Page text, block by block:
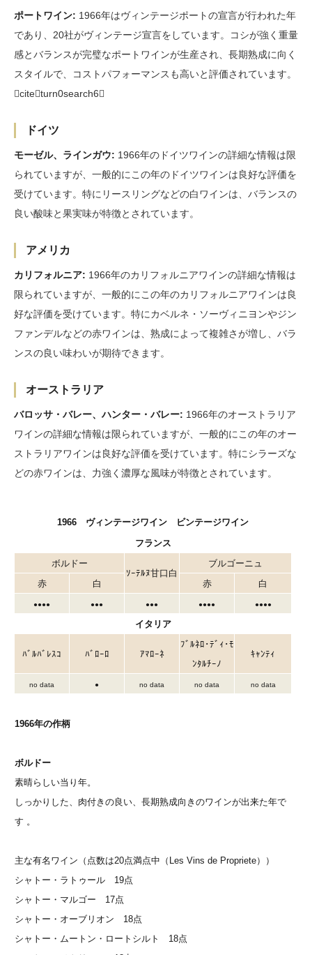
ポートワイン: 1966年はヴィンテージポートの宣言が行われた年
であり、20社がヴィンテージ宣言をしています。コシが強く重量
感とバランスが完璧なポートワインが生産され、長期熟成に向く
スタイルで、コストパフォーマンスも高いと評価されています。
citeturn0search6
ドイツ
モーゼル、ラインガウ: 1966年のドイツワインの詳細な情報は限
られていますが、一般的にこの年のドイツワインは良好な評価を
受けています。特にリースリングなどの白ワインは、バランスの
良い酸味と果実味が特徴とされています。
アメリカ
カリフォルニア: 1966年のカリフォルニアワインの詳細な情報は
限られていますが、一般的にこの年のカリフォルニアワインは良
好な評価を受けています。特にカベルネ・ソーヴィニヨンやジン
ファンデルなどの赤ワインは、熟成によって複雑さが増し、バラ
ンスの良い味わいが期待できます。
オーストラリア
バロッサ・バレー、ハンター・バレー: 1966年のオーストラリア
ワインの詳細な情報は限られていますが、一般的にこの年のオー
ストラリアワインは良好な評価を受けています。特にシラーズな
どの赤ワインは、力強く濃厚な風味が特徴とされています。
1966 ヴィンテージワイン ビンテージワイン
フランス
ボルドー
ｿｰﾃﾙﾇ甘口白
ブルゴーニュ
赤
白 赤 白
●●●● ●●● ●●● ●●●● ●●●●
イタリア
ﾊﾞﾙﾊﾞﾚｽｺ ﾊﾞﾛｰﾛ ｱﾏﾛｰﾈ
ﾌﾞﾙﾈﾛ･ﾃﾞｨ･ﾓ
ﾝﾀﾙﾁｰﾉ
ｷｬﾝﾃｨ
no data ● no data no data no data
1966年の作柄
ボルドー
素晴らしい当り年。
しっかりした、肉付きの良い、長期熟成向きのワインが出来た年で
す 。
主な有名ワイン（点数は20点満点中（Les Vins de Propriete））
シャトー・ラトゥール 19点
シャトー・マルゴー 17点
シャトー・オーブリオン 18点
シャトー・ムートン・ロートシルト 18点